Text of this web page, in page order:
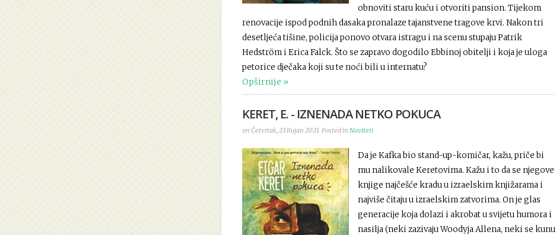
obnoviti staru kuću i otvoriti pansion. Tijekom
renovacije ispod podnih dasaka pronalaze tajanstvene tragove krvi. Nakon tri
desetljeća tišine, policija ponovo otvara istragu i na scenu stupaju Patrik
Hedström i Erica Falck. Što se zapravo dogodilo Ebbinoj obitelji i koja je uloga
petorice dječaka koji su te noći bili u internatu?
Opširnije
KERET, E. - IZNENADA NETKO POKUCA
on Četvrtak, 23 Rujan 2021. Posted in Noviteti
Da je Kafka bio stand-up-komičar, kažu, priče bi
mu nalikovale Keretovima. Kažu i to da se njegove
knjige najčešće kradu u izraelskim knjižarama i
najviše čitaju u izraelskim zatvorima. On je glas
generacije koja dolazi i akrobat u svijetu humora i
nasilja (neki zazivaju Woodyja Allena, neki se kunu